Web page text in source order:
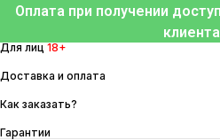
Перейти
содержимому
Оплата при получении
Для лиц 18+
Доставка и оплата
Как заказать?
Гарантии